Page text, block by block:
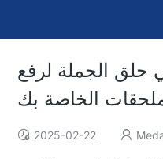
حلق الجملة لرفع
الخاصة بك
2025-02-22